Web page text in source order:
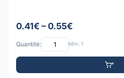
0.41€ – 0.55€
Quantité: Min: 1